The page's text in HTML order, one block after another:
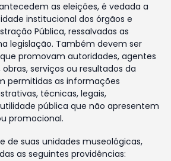
as eleições, é vedada a
institucional dos órgãos e
Pública, ressalvadas as
legislação. Também devem ser
promovam autoridades, agentes
serviços ou resultados da
permitidas as informações
técnicas, legais,
pública que não apresentem
promocional.
de suas unidades museológicas,
as seguintes providências: